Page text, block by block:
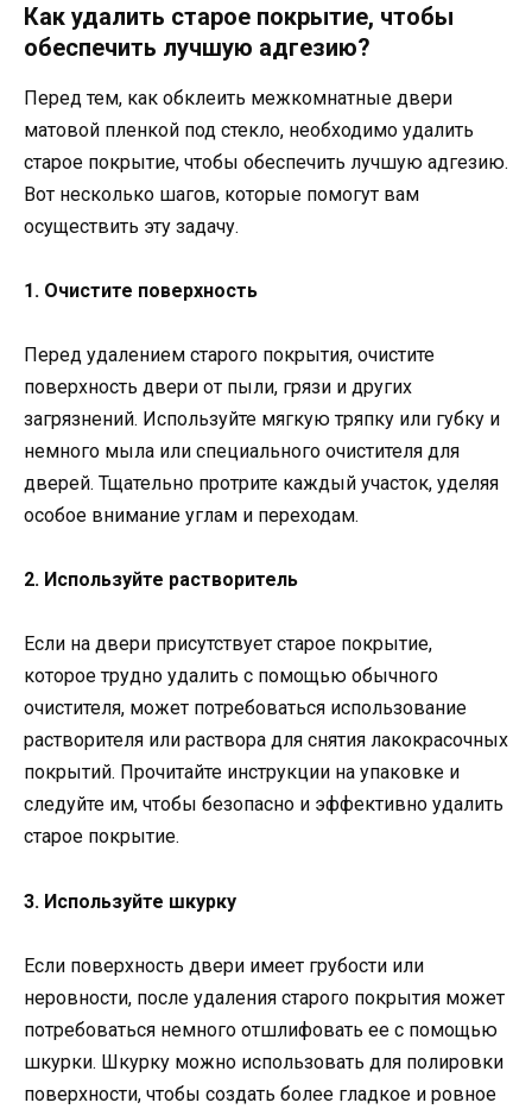
Как удалить старое покрытие, чтобы
обеспечить лучшую адгезию?
Перед тем, как обклеить межкомнатные двери
матовой пленкой под стекло, необходимо удалить
старое покрытие, чтобы обеспечить лучшую адгезию.
Вот несколько шагов, которые помогут вам
осуществить эту задачу.
1. Очистите поверхность
Перед удалением старого покрытия, очистите
поверхность двери от пыли, грязи и других
загрязнений. Используйте мягкую тряпку или губку и
немного мыла или специального очистителя для
дверей. Тщательно протрите каждый участок, уделяя
особое внимание углам и переходам.
2. Используйте растворитель
Если на двери присутствует старое покрытие,
которое трудно удалить с помощью обычного
очистителя, может потребоваться использование
растворителя или раствора для снятия лакокрасочных
покрытий. Прочитайте инструкции на упаковке и
следуйте им, чтобы безопасно и эффективно удалить
старое покрытие.
3. Используйте шкурку
Если поверхность двери имеет грубости или
неровности, после удаления старого покрытия может
потребоваться немного отшлифовать ее с помощью
шкурки. Шкурку можно использовать для полировки
поверхности, чтобы создать более гладкое и ровное